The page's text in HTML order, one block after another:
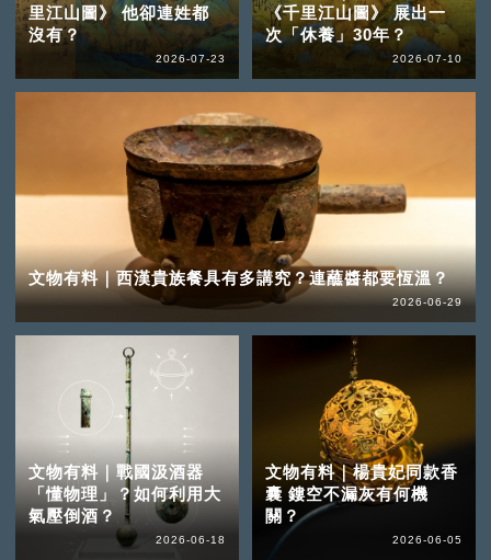
里江山圖》 他卻連姓都
沒有？
2026-07-23
《千里江山圖》 展出一
次「休養」30年？
2026-07-10
文物有料｜西漢貴族餐具有多講究？連蘸醬都要恆溫？
2026-06-29
文物有料｜戰國汲酒器
「懂物理」？如何利用大
氣壓倒酒？
2026-06-18
文物有料｜楊貴妃同款香
囊 鏤空不漏灰有何機
關？
2026-06-05